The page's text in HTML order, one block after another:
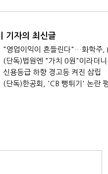
기자의 최신글
"영업이익이 흔들린다"…화학주,
신용등급 하향 경고등 켜진 삼립